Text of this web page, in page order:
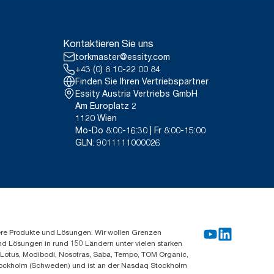
Kontaktieren Sie uns
torkmaster@essity.com
+43 (0) 8 10-22 00 84
Finden Sie Ihren Vertriebspartner
Essity Austria Vertriebs GmbH
Am Europlatz 2
1120 Wien
Mo-Do 8:00-16:30 | Fr 8:00-15:00
GLN: 9011111000026
Produkte und Lösungen. Wir wollen Grenzen
Lösungen in rund 150 Ländern unter vielen starken
Modibodi, Nosotras, Saba, Tempo, TOM Organic,
(Schweden) und ist an der Nasdaq Stockholm